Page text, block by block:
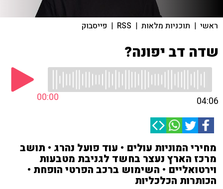
ראשי | תוכניות מלאות |
RSS
| פייסבוק
שדה דב יפונה?
00:00 04:06
מחירי המוניות עולים • עוד פועל נהרג • תושב
מרכז הארץ נעצר בחשד לגניבת מטבעות
וירטואליים • השימוש ברכב הפרטי הופחת •
הכותרות הכלכליות